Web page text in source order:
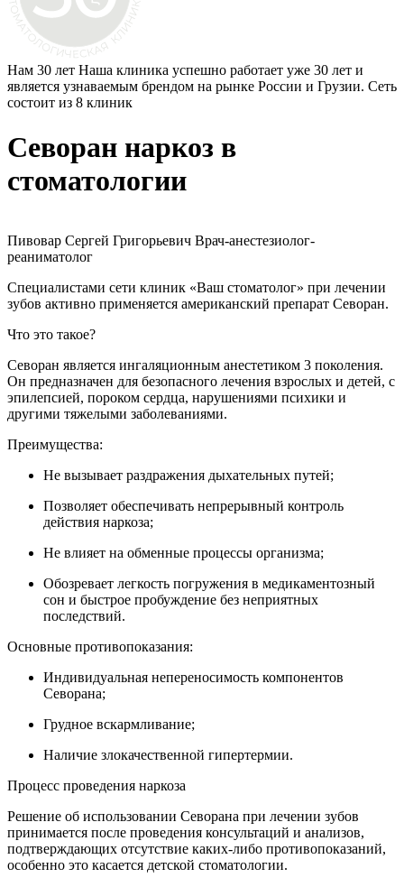
Нам 30 лет Наша клиника успешно работает уже 30 лет и
является узнаваемым брендом на рынке России и Грузии. Сеть
состоит из 8 клиник
Севоран наркоз в
стоматологии
Пивовар Сергей Григорьевич Врач-анестезиолог-
реаниматолог
Специалистами сети клиник «Ваш стоматолог» при лечении
зубов активно применяется американский препарат Севоран.
Что это такое?
Севоран является ингаляционным анестетиком 3 поколения.
Он предназначен для безопасного лечения взрослых и детей, с
эпилепсией, пороком сердца, нарушениями психики и
другими тяжелыми заболеваниями.
Преимущества:
Не вызывает раздражения дыхательных путей;
Позволяет обеспечивать непрерывный контроль
действия наркоза;
Не влияет на обменные процессы организма;
Обозревает легкость погружения в медикаментозный
сон и быстрое пробуждение без неприятных
последствий.
Основные противопоказания:
Индивидуальная непереносимость компонентов
Севорана;
Грудное вскармливание;
Наличие злокачественной гипертермии.
Процесс проведения наркоза
Решение об использовании Севорана при лечении зубов
принимается после проведения консультаций и анализов,
подтверждающих отсутствие каких-либо противопоказаний,
особенно это касается детской стоматологии.